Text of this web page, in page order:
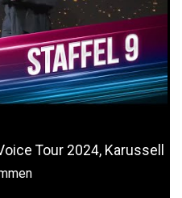
Tour 2024, Karussell